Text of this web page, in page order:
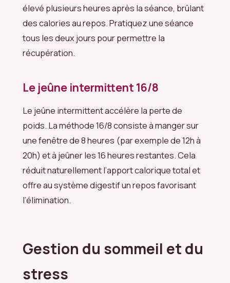
élevé plusieurs heures après la séance, brûlant
des calories au repos. Pratiquez une séance
tous les deux jours pour permettre la
récupération.
Le jeûne intermittent 16/8
Le jeûne intermittent accélère la perte de
poids. La méthode 16/8 consiste à manger sur
une fenêtre de 8 heures (par exemple de 12h à
20h) et à jeûner les 16 heures restantes. Cela
réduit naturellement l’apport calorique total et
offre au système digestif un repos favorisant
l’élimination.
Gestion du sommeil et du
stress